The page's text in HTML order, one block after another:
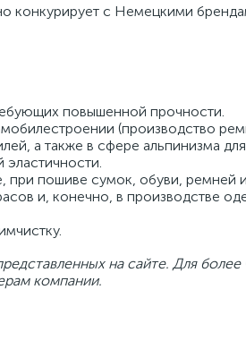
конкурирует с Немецкими
повышенной прочности.
(производство
а также в сфере альпинизма
при пошиве сумок, обуви, ремней
и, конечно, в производстве
на сайте. Для более
компании.